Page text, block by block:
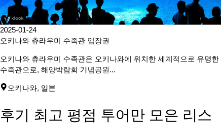
2025-01-24
오키나와 츄라우미 수족관 입장권
오키나와 츄라우미 수족관은 오키나와에 위치한 세계적으로 유명한
수족관으로, 해양박람회 기념공원...
오키나와, 일본
후기 최고 평점 투어만 모은 리스